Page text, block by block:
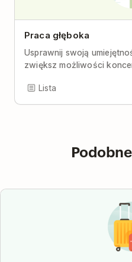
Praca głęboka
Usprawnij swoją
zwiększ możliwości
Lista